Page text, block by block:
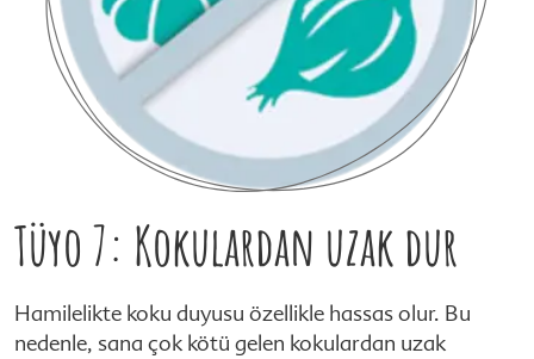
Tüyo 7: Kokulardan uzak dur
Hamilelikte koku duyusu özellikle hassas olur. Bu
nedenle, sana çok kötü gelen kokulardan uzak